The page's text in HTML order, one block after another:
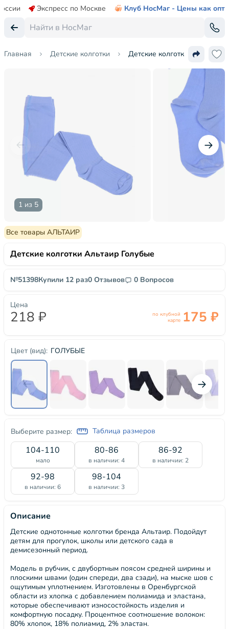
Экспресс по Москве Клуб НосМаг - Цены как опт
Главная Детские колготки Детские колготки Альтаир
1 из 5
Все товары АЛЬТАИР
Детские колготки Альтаир Голубые
№51398Купили 12 раз0 Отзывов 0 Вопросов
Цвет (вид): ГОЛУБЫЕ
Выберите размер: Таблица размеров
104-110
мало
80-86
в наличии: 4
86-92
в наличии: 2
92-98
в наличии: 6
98-104
в наличии: 3
Цена
218 ₽
по клубной
карте 175 ₽
Описание
Детские однотонные колготки бренда Альтаир. Подойдут
детям для прогулок, школы или детского сада в
демисезонный период.
Модель в рубчик, с двубортным поясом средней ширины и
плоскими швами (один спереди, два сзади), на мыске шов с
ощутимым уплотнением. Изготовлены в Оренбургской
области из хлопка с добавлением полиамида и эластана,
которые обеспечивают износостойкость изделия и
комфортную посадку. Процентное соотношение волокон:
80% хлопок, 18% полиамид, 2% эластан.